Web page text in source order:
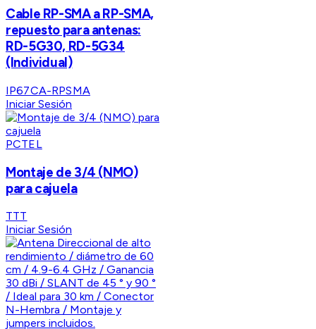
Cable RP-SMA a RP-SMA,
repuesto para antenas:
RD-5G30, RD-5G34
(Individual)
IP67CA-RPSMA
Iniciar Sesión
PCTEL
Montaje de 3/4 (NMO)
para cajuela
TTT
Iniciar Sesión